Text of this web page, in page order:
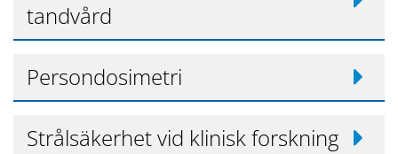
tandvård
Persondosimetri
Strålsäkerhet vid klinisk forskning